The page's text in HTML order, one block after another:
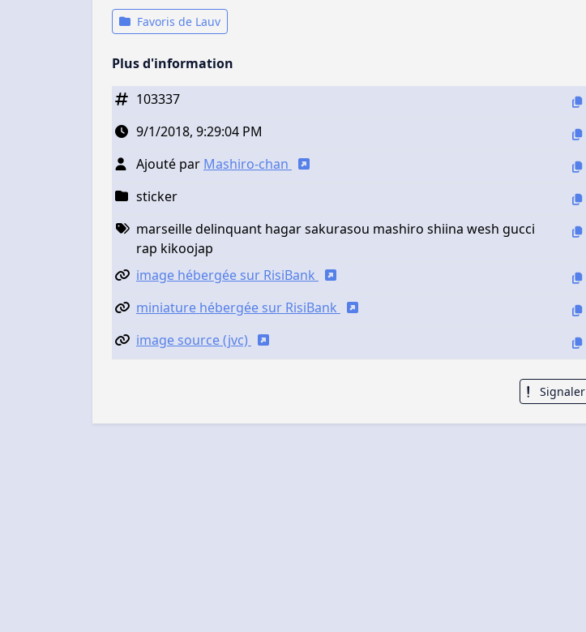
Favoris de Lauv
Plus d'information
103337
9/1/2018, 9:29:04 PM
Ajouté par Mashiro-chan
sticker
marseille delinquant hagar sakurasou mashiro shiina wesh gucci
rap kikoojap
image hébergée sur RisiBank
miniature hébergée sur RisiBank
image source (jvc)
Signaler